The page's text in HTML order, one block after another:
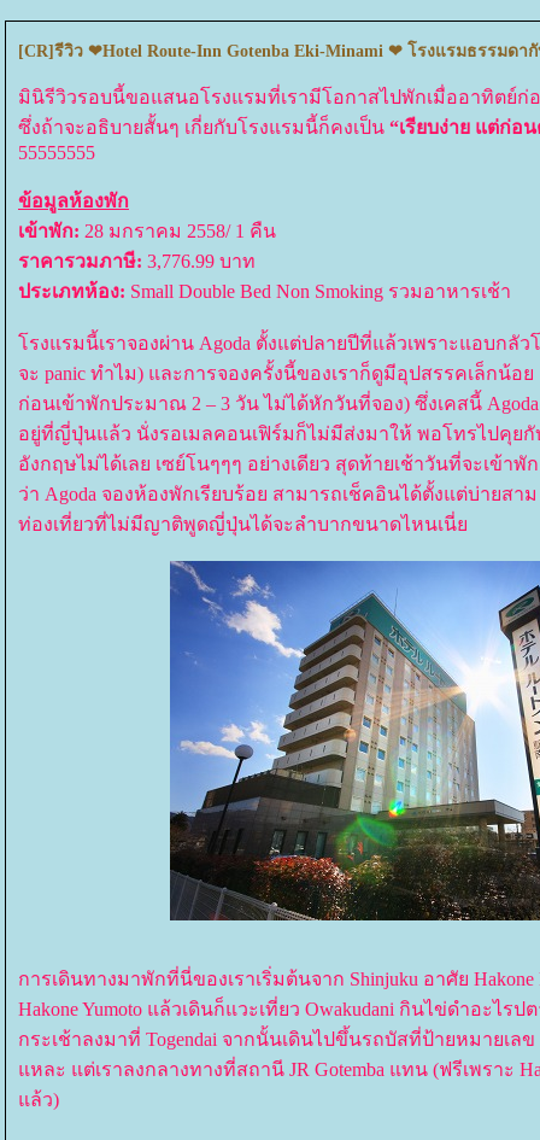
[CR]รีวิว ❤Hotel Route-Inn Gotenba Eki-Minami ❤ โรงแรมธรรมด
มินิรีวิวรอบนี้ขอแสนอโรงแรมที่เรามีโอกาสไปพักเมื่ออาทิตย์
ซึ่งถ้าจะอธิบายสั้นๆ เกี่ยกับโรงแรมนี้ก็คงเป็น “เรียบง่าย แต่ก่อ
55555555
ข้อมูลห้องพัก
เข้าพัก: 28 มกราคม 2558/ 1 คืน
ราคารวมภาษี: 3,776.99 บาท
ประเภทห้อง: Small Double Bed Non Smoking รวมอาหารเช้า
รงแรมนี้เราจองผ่าน Agoda ตั้งแต่ปลายปีที่แล้วเพราะแอบกลัว
จะ panic ทำไม) และการจองครั้งนี้ของเราก็ดูมีอุปสรรคเล็กน้อ
ก่อนเข้าพักประมาณ 2 – 3 วัน ไม่ได้หักวันที่จอง) ซึ่งเคสนี้
อยู่ที่ญี่ปุ่นแล้ว นั่งรอเมลคอนเฟิร์มก็ไม่มีส่งมาให้ พอโทรไปคุย
อังกฤษไม่ได้เลย เซย์โนๆๆๆ อย่างเดียว สุดท้ายเช้าวันที่จะเข้
ว่า Agoda จองห้องพักเรียบร้อย สามารถเช็คอินได้ตั้งแต่บ่ายสา
ท่องเที่ยวที่ไม่มีญาติพูดญี่ปุ่นได้จะลำบากขนาดไหนเนี่
การเดินทางมาพักที่นี่ของเราเริ่มต้นจาก Shinjuku อาศัย Hakone
Hakone Yumoto แล้วเดินก็แวะเที่ยว Owakudani กินไข่ดำอะไร
กระเช้าลงมาที่ Togendai จากนั้นเดินไปขึ้นรถบัสที่ป้ายหมายเล
หละ แต่เราลงกลางทางที่สถานี JR Gotemba แทน (ฟรีเพราะ
ล้ว)